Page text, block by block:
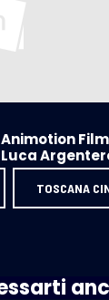
Film
TOSCANA